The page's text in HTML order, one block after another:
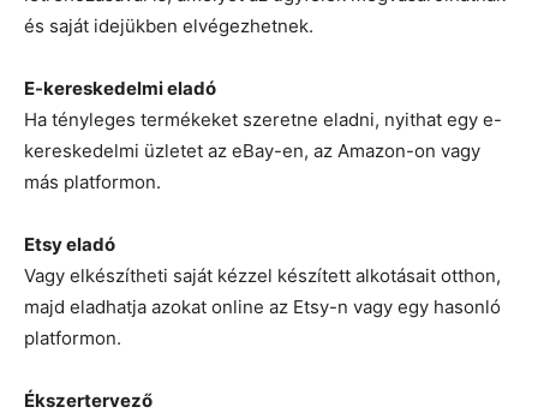
és saját idejükben elvégezhetnek.
E-kereskedelmi eladó
Ha tényleges termékeket szeretne eladni, nyithat egy e-
kereskedelmi üzletet az eBay-en, az Amazon-on vagy
más platformon.
Etsy eladó
Vagy elkészítheti saját kézzel készített alkotásait otthon,
majd eladhatja azokat online az Etsy-n vagy egy hasonló
platformon.
Ékszertervező